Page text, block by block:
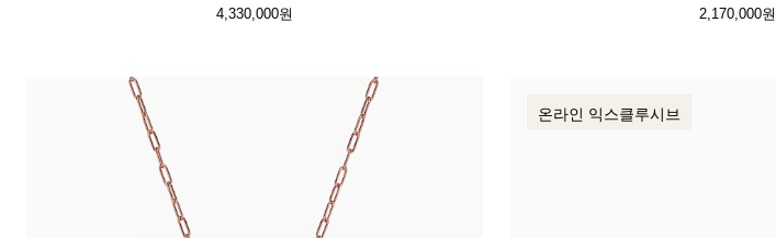
4,330,000원 2,170,000원
온라인 익스클루시브